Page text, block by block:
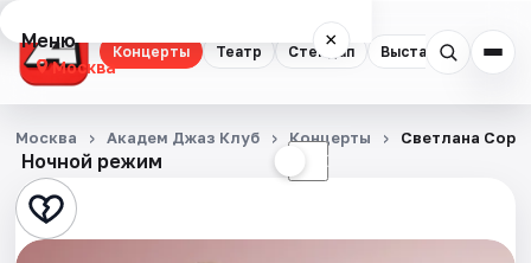
Концерты Театр Стендап Выставки
Меню ×
Москва
Концерты
Театр
Стендап
Ночной режим ☾
Москва Академ Джаз Клуб Концерты Светлана